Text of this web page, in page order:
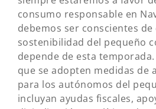
consumo responsable en
debemos ser conscientes de
sostenibilidad del pequeño
depende de esta
que se adopten medidas de
para los autónomos del
incluyan ayudas fiscales,